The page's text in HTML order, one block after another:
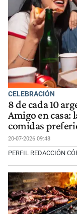
CELEBRACIÓN
8 de cada 10
Amigo en casa:
comidas
20-07-2026 09:48
PERFIL REDACCIÓN